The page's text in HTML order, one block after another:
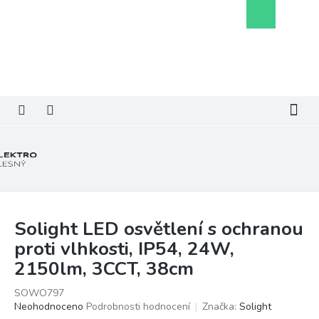
košík
Solight LED osvětlení s ochranou
proti vlhkosti, IP54, 24W,
2150lm, 3CCT, 38cm
SOWO797
Průměrné
Neohodnoceno Podrobnosti hodnocení Značka: Solight